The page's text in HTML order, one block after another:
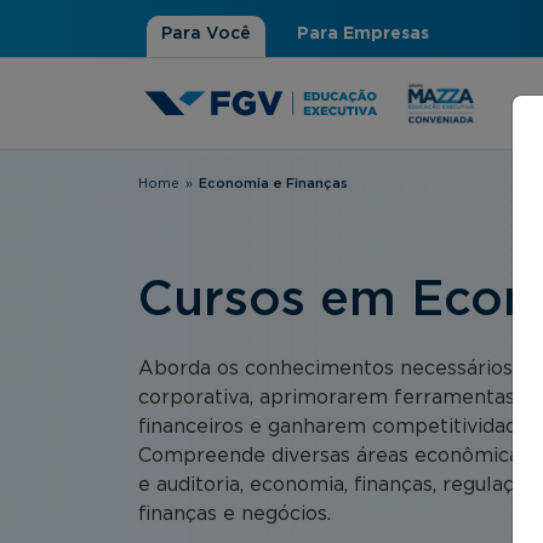
Para Você Para Empresas
Você está aqui
Home » Economia e Finanças
Cursos em
Aborda os conhecimentos necessários
corporativa, aprimorarem ferramentas e
financeiros e ganharem competitividade
Compreende diversas áreas econômicas
e auditoria, economia, finanças,
finanças e negócios.